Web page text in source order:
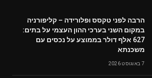
הרבה לפני טקסס ופלורידה – קליפורניה
במקום השני בערכי ההון העצמי על בתים:
627 אלף דולר בממוצע על נכסים עם
משכנתא
7 באוגוסט 2026